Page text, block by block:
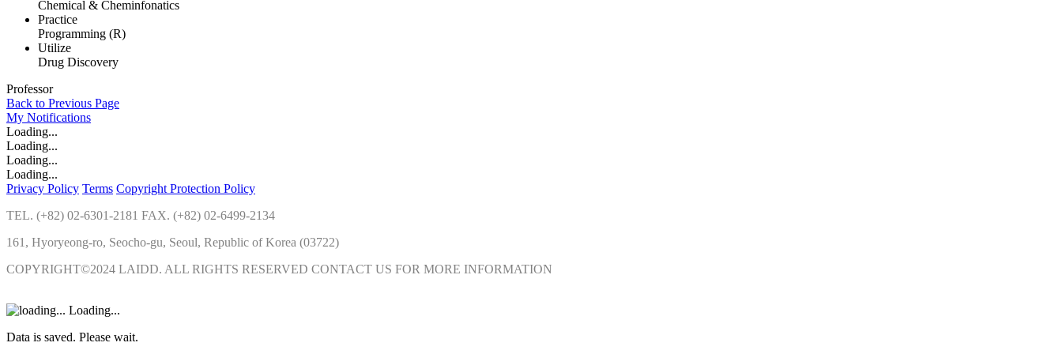
Chemical & Cheminfonatics
Practice
Programming (R)
Utilize
Drug Discovery
Professor
Back to Previous Page
My Notifications
Loading...
Loading...
Loading...
Loading...
Privacy Policy Terms Copyright Protection Policy
TEL. (+82) 02-6301-2181 FAX. (+82) 02-6499-2134
161, Hyoryeong-ro, Seocho-gu, Seoul, Republic of Korea (03722)
COPYRIGHT©2024 LAIDD. ALL RIGHTS RESERVED CONTACT US FOR MORE INFORMATION
Loading...
Data is saved. Please wait.